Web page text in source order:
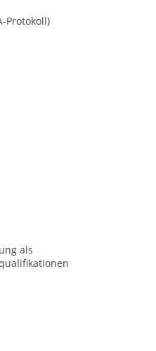
Protokoll)
als